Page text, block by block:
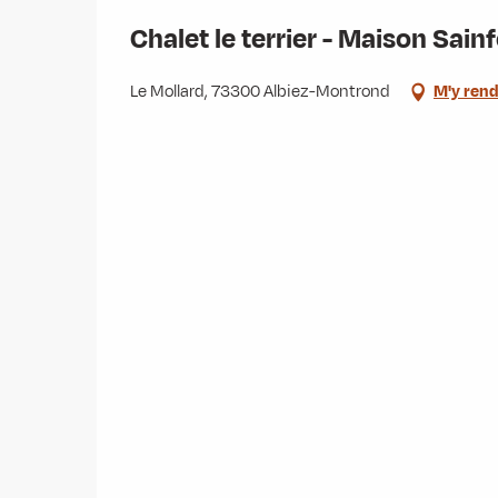
Chalet le terrier - Maison
Le Mollard, 73300 Albiez-Montrond M'y